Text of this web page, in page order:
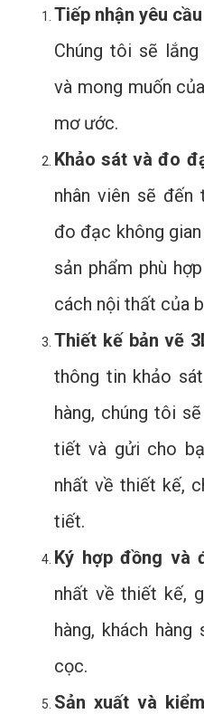
Tiếp nhận yêu
Chúng tôi sẽ
và mong muốn
mơ ước.
Khảo sát và đo
nhân viên sẽ
đo đạc không
sản phẩm phù
cách nội thất của
Thiết kế bản vẽ
thông tin khảo
hàng, chúng tôi
tiết và gửi cho
nhất về thiết kế,
tiết.
Ký hợp đồng và
nhất về thiết kế,
hàng, khách
cọc.
Sản xuất và